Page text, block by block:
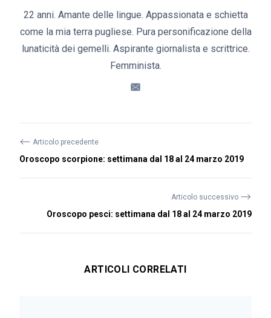
22 anni. Amante delle lingue. Appassionata e schietta
come la mia terra pugliese. Pura personificazione della
lunaticità dei gemelli. Aspirante giornalista e scrittrice.
Femminista.
⟵ Articolo precedente
Oroscopo scorpione: settimana dal 18 al 24 marzo 2019
Articolo successivo ⟶
Oroscopo pesci: settimana dal 18 al 24 marzo 2019
ARTICOLI CORRELATI